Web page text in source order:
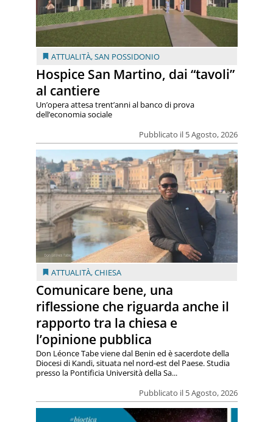
ATTUALITÀ,SAN POSSIDONIO
Hospice San Martino, dai “tavoli”
al cantiere
Pubblicato il 5 Agosto, 2026
Un’opera attesa trent’anni al banco di prova
dell’economia sociale
ATTUALITÀ,CHIESA
Comunicare bene, una
riflessione che riguarda anche il
rapporto tra la chiesa e
l’opinione pubblica
Pubblicato il 5 Agosto, 2026
Don Léonce Tabe viene dal Benin ed è sacerdote della
Diocesi di Kandi, situata nel nord-est del Paese. Studia
presso la Pontificia Università della Sa...